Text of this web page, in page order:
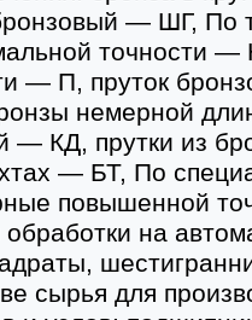
— ШГ, По
точности —
— П, пруток
немерной
— КД, прутки из
— БТ, По
повышенной
обработки на
сырья для